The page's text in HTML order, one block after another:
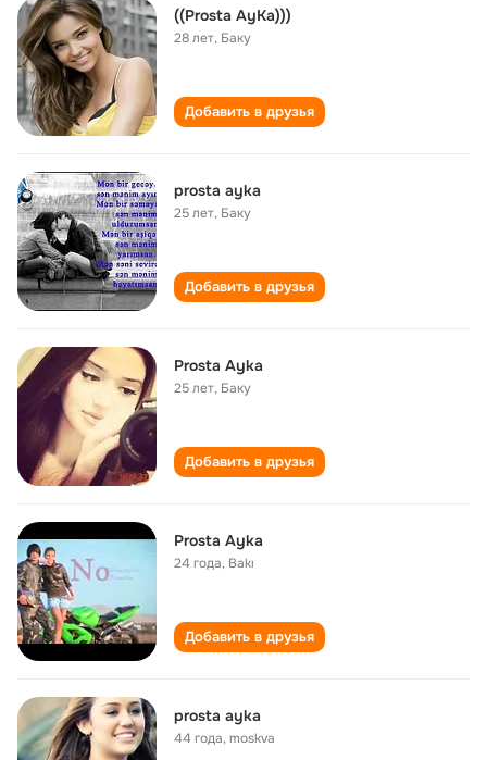
((Prosta AyKa)))
28 лет, Баку
Добавить в друзья
prosta ayka
25 лет, Баку
Добавить в друзья
Prosta Ayka
25 лет, Баку
Добавить в друзья
Prosta Ayka
24 года, Bakı
Добавить в друзья
prosta ayka
44 года,moskva